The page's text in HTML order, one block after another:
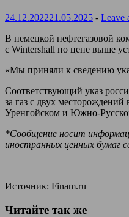
24.12.202221.05.2025 - Leave
В немецкой нефтегазовой
с Wintershall по цене выше
«Мы приняли к сведению
Соответствующий указ
за газ с двух
Уренгойском и Южно-
*Сообщение носит
иностранных ценных бумаг
Источник: Finam.ru
Читайте так же